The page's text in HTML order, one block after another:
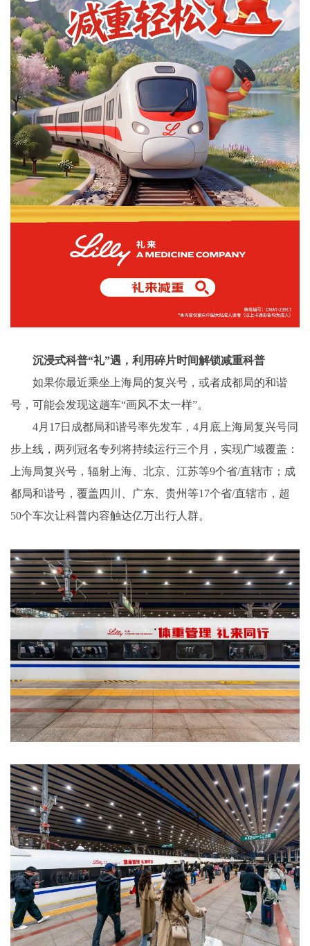
沉浸式科普“礼”遇，利用碎片时间解锁减重科普
如果你最近乘坐上海局的复兴号，或者成都局的和谐
号，可能会发现这趟车“画风不太一样”。
4月17日成都局和谐号率先发车，4月底上海局复兴号同
步上线，两列冠名专列将持续运行三个月，实现广域覆盖：
上海局复兴号，辐射上海、北京、江苏等9个省/直辖市；成
都局和谐号，覆盖四川、广东、贵州等17个省/直辖市，超
50个车次让科普内容触达亿万出行人群。